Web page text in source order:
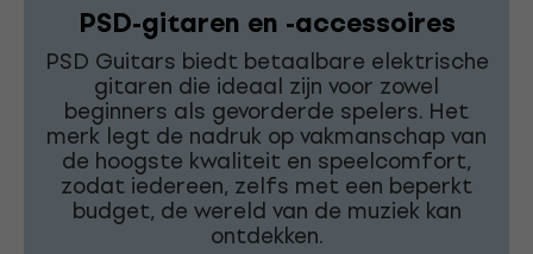
PSD-gitaren en -accessoires
PSD Guitars biedt betaalbare elektrische
gitaren die ideaal zijn voor zowel
beginners als gevorderde spelers. Het
merk legt de nadruk op vakmanschap van
de hoogste kwaliteit en speelcomfort,
zodat iedereen, zelfs met een beperkt
budget, de wereld van de muziek kan
ontdekken.